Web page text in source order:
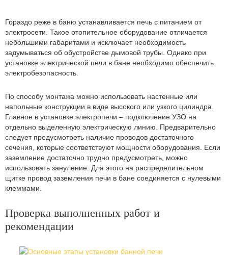
Гораздо реже в баню устанавливается печь с питанием от
электросети. Такое отопительное оборудование отличается
небольшими габаритами и исключает необходимость
задумываться об обустройстве дымовой трубы. Однако при
установке электрической печи в бане необходимо обеспечить
электробезопасность.
По способу монтажа можно использовать настенные или
напольные конструкции в виде высокого или узкого цилиндра.
Главное в установке электропечи – подключение УЗО на
отдельно выделенную электрическую линию. Предварительно
следует предусмотреть наличие проводов достаточного
сечения, которые соответствуют мощности оборудования. Если
заземление достаточно трудно предусмотреть, можно
использовать зануление. Для этого на распределительном
щитке провод заземления печи в бане соединяется с нулевыми
клеммами.
Проверка выполненных работ и
рекомендации